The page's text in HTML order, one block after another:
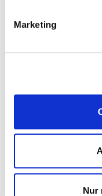
Marketing
Nur
Ideell
Ideell
Glückskind
Carl Hanser